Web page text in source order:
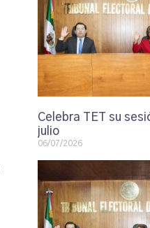
Celebra TET su
julio
06/07/2026